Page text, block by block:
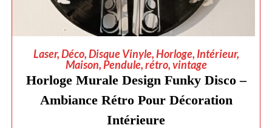
AJOUTER AU PANIER
Laser,Déco,Disque Vinyle,Horloge, Intérieur,
Maison,Pendule,rétro,vintage
Horloge Murale Design Funky Disco –
Ambiance Rétro Pour Décoration
Intérieure